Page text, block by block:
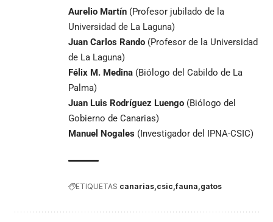
Aurelio Martín (Profesor jubilado de la
Universidad de La Laguna)
Juan Carlos Rando (Profesor de la Universidad
de La Laguna)
Félix M. Medina (Biólogo del Cabildo de La
Palma)
Juan Luis Rodríguez Luengo (Biólogo del
Gobierno de Canarias)
Manuel Nogales (Investigador del IPNA-CSIC)
ETIQUETAS canarias csic fauna gatos